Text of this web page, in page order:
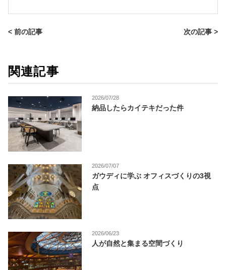
< 前の記事 次の記事 >
関連記事
2026/07/28
納品したらカイテキだった件
2026/07/07
ガウディに学ぶ オフィスづくりの3視
点
2026/06/23
人が自然と集まる空間づくり